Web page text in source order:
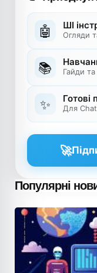
🤖 ШІ
Огляди
📚 Гайди
✨ Готові
Для
🚀
Популярні